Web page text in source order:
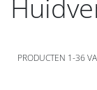
PRODUCTEN 1-36